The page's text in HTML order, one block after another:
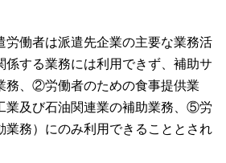
労働者は派遣先企業の主要な業務活
係する業務には利用できず、補助サ
務、②労働者のための食事提供業
及び石油関連業の補助業務、⑤労
業務）にのみ利用できることとされ